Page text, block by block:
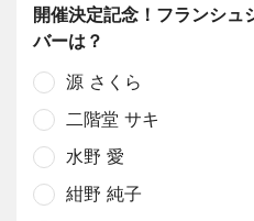
開催決定記念！フランシュ
バーは？
源 さくら
二階堂 サキ
水野 愛
紺野 純子